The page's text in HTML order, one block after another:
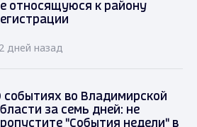
относящуюся к району
дней назад
событиях во Владимирской
за семь дней: не
"События недели" в